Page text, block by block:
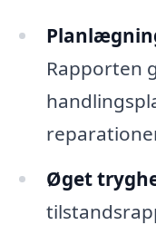
Rapporten
Øget